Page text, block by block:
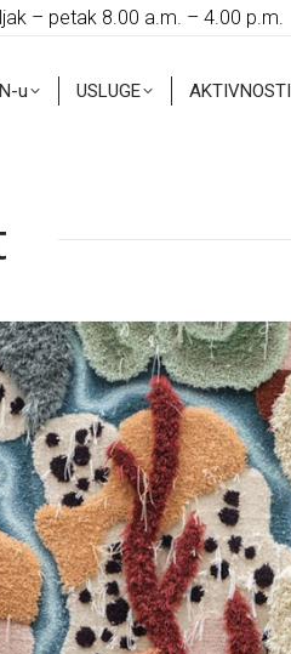
– petak 8.00 a.m. – 4.00 p.m.
u USLUGE AKTIVNOSTI